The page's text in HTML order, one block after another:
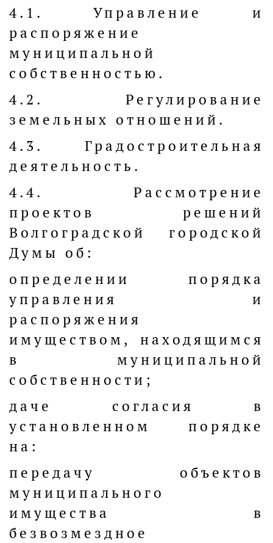
4.1. Управление и
распоряжение
муниципальной
собственностью.
4.2. Регулирование
земельных отношений.
4.3. Градостроительная
деятельность.
4.4. Рассмотрение
проектов решений
Волгоградской городской
Думы об:
определении порядка
управления и
распоряжения
имуществом, находящимся
в муниципальной
собственности;
даче согласия в
установленном порядке
на:
передачу объектов
муниципального
имущества в
безвозмездное